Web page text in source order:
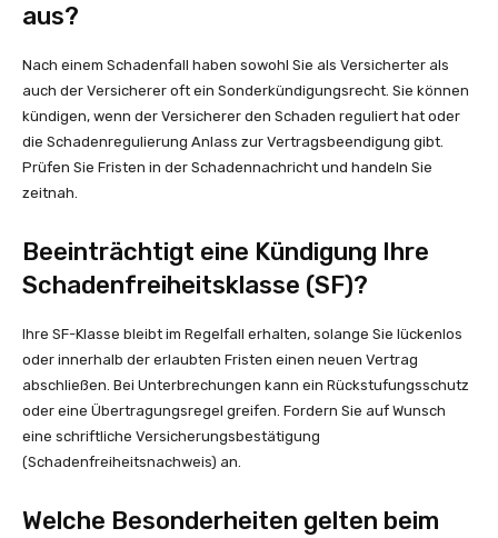
aus?
Nach einem Schadenfall haben sowohl Sie als Versicherter als
auch der Versicherer oft ein Sonderkündigungsrecht. Sie können
kündigen, wenn der Versicherer den Schaden reguliert hat oder
die Schadenregulierung Anlass zur Vertragsbeendigung gibt.
Prüfen Sie Fristen in der Schadennachricht und handeln Sie
zeitnah.
Beeinträchtigt eine Kündigung Ihre
Schadenfreiheitsklasse (SF)?
Ihre SF-Klasse bleibt im Regelfall erhalten, solange Sie lückenlos
oder innerhalb der erlaubten Fristen einen neuen Vertrag
abschließen. Bei Unterbrechungen kann ein Rückstufungsschutz
oder eine Übertragungsregel greifen. Fordern Sie auf Wunsch
eine schriftliche Versicherungsbestätigung
(Schadenfreiheitsnachweis) an.
Welche Besonderheiten gelten beim